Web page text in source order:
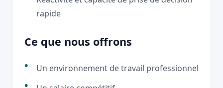
rapide
Ce que nous offrons
Un environnement de travail professionnel